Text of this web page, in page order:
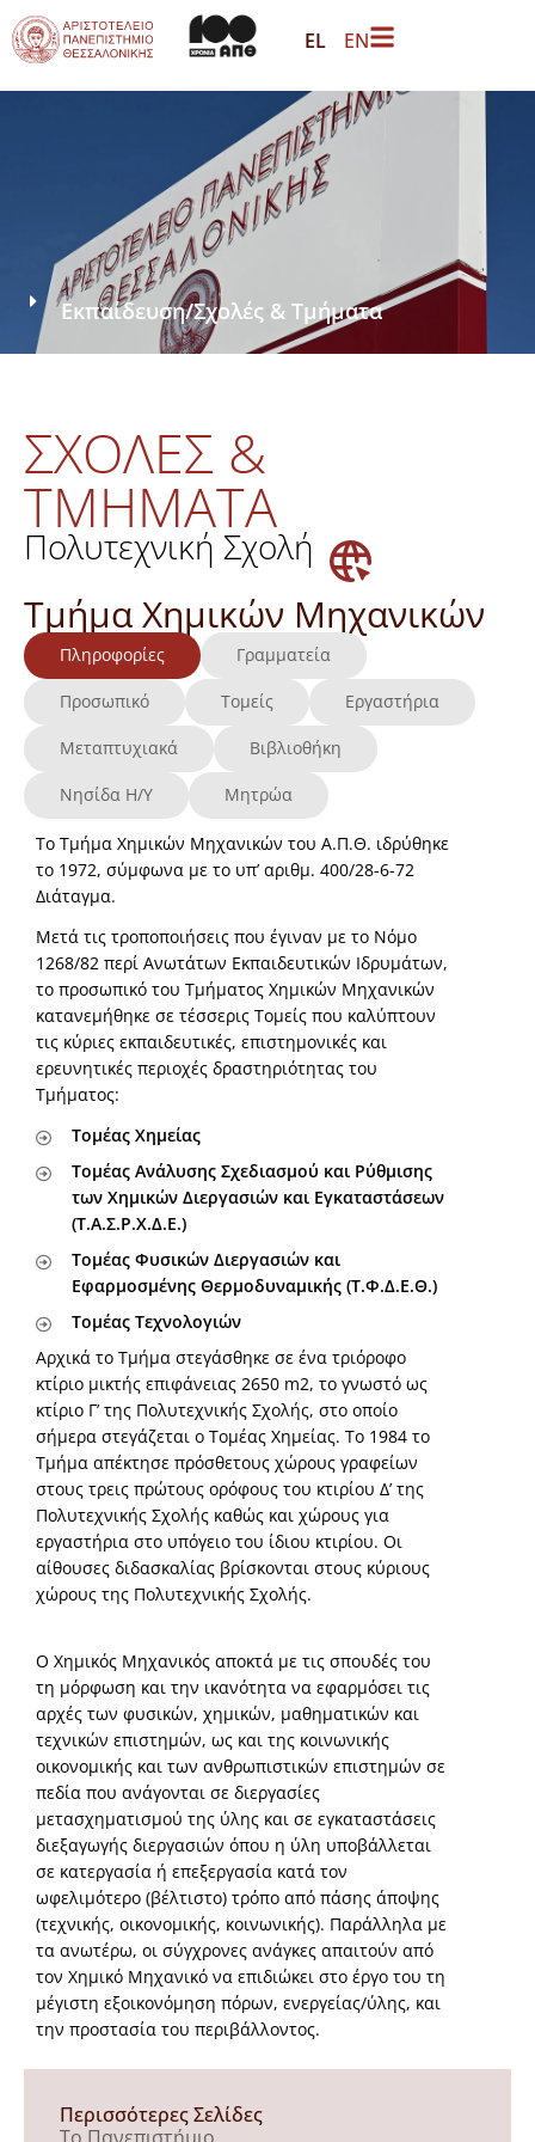
EL EN
Εκπαίδευση/Σχολές & Τμήματα
ΣΧΟΛΕΣ &
ΤΜΗΜΑΤΑ
Πολυτεχνική Σχολή
Τμήμα Χημικών Μηχανικών
Πληροφορίες Γραμματεία
Προσωπικό Τομείς Εργαστήρια
Μεταπτυχιακά Βιβλιοθήκη
Νησίδα Η/Υ Μητρώα
Το Τμήμα Χημικών Μηχανικών του Α.Π.Θ. ιδρύθηκε
το 1972, σύμφωνα με το υπ’ αριθμ. 400/28-6-72
Διάταγμα.
Μετά τις τροποποιήσεις που έγιναν με το Νόμο
1268/82 περί Ανωτάτων Εκπαιδευτικών Ιδρυμάτων,
το προσωπικό του Τμήματος Χημικών Μηχανικών
κατανεμήθηκε σε τέσσερις Τομείς που καλύπτουν
τις κύριες εκπαιδευτικές, επιστημονικές και
ερευνητικές περιοχές δραστηριότητας του
Τμήματος:
Τομέας Χημείας
Τομέας Ανάλυσης Σχεδιασμού και Ρύθμισης
των Χημικών Διεργασιών και Εγκαταστάσεων
(T.Α.Σ.Ρ.Χ.Δ.Ε.)
Τομέας Φυσικών Διεργασιών και
Εφαρμοσμένης Θερμοδυναμικής (T.Φ.Δ.Ε.Θ.)
Τομέας Τεχνολογιών
Αρχικά το Τμήμα στεγάσθηκε σε ένα τριόροφο
κτίριο μικτής επιφάνειας 2650 m2, το γνωστό ως
κτίριο Γ’ της Πολυτεχνικής Σχολής, στο οποίο
σήμερα στεγάζεται ο Τομέας Χημείας. Το 1984 το
Τμήμα απέκτησε πρόσθετους χώρους γραφείων
στους τρεις πρώτους ορόφους του κτιρίου Δ’ της
Πολυτεχνικής Σχολής καθώς και χώρους για
εργαστήρια στο υπόγειο του ίδιου κτιρίου. Οι
αίθουσες διδασκαλίας βρίσκονται στους κύριους
χώρους της Πολυτεχνικής Σχολής.
Ο Χημικός Μηχανικός αποκτά με τις σπουδές του
τη μόρφωση και την ικανότητα να εφαρμόσει τις
αρχές των φυσικών, χημικών, μαθηματικών και
τεχνικών επιστημών, ως και της κοινωνικής
οικονομικής και των ανθρωπιστικών επιστημών σε
πεδία που ανάγονται σε διεργασίες
μετασχηματισμού της ύλης και σε εγκαταστάσεις
διεξαγωγής διεργασιών όπου η ύλη υποβάλλεται
σε κατεργασία ή επεξεργασία κατά τον
ωφελιμότερο (βέλτιστο) τρόπο από πάσης άποψης
(τεχνικής, οικονομικής, κοινωνικής). Παράλληλα με
τα ανωτέρω, οι σύγχρονες ανάγκες απαιτούν από
τον Χημικό Μηχανικό να επιδιώκει στο έργο του τη
μέγιστη εξοικονόμηση πόρων, ενεργείας/ύλης, και
την προστασία του περιβάλλοντος.
Περισσότερες Σελίδες